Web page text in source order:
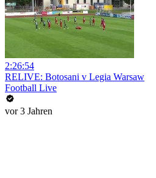
2:26:54
RELIVE: Botosani v Legia Warsaw
Football Live
vor 3 Jahren